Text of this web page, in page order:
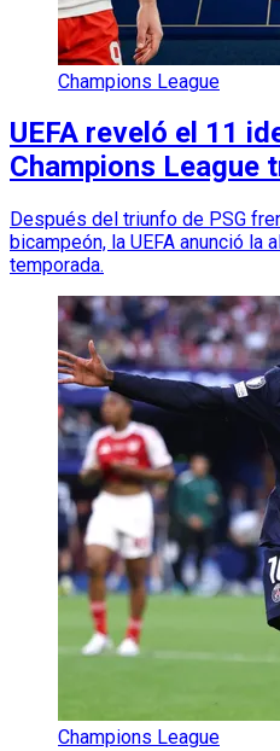
Champions League
UEFA reveló el 11
Champions League
Después del triunfo de PSG
bicampeón, la UEFA anunció la
temporada.
Champions League